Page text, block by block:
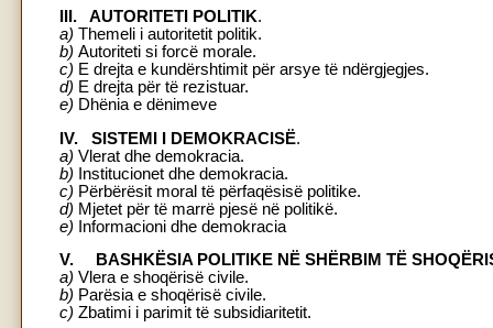
III. AUTORITETI POLITIK.
a) Themeli i autoritetit politik.
b) Autoriteti si forcë morale.
c) E drejta e kundërshtimit për arsye të ndërgjegjes.
d) E drejta për të rezistuar.
e) Dhënia e dënimeve
IV. SISTEMI I DEMOKRACISË.
a) Vlerat dhe demokracia.
b) Institucionet dhe demokracia.
c) Përbërësit moral të përfaqësisë politike.
d) Mjetet për të marrë pjesë në politikë.
e) Informacioni dhe demokracia
V. BASHKËSIA POLITIKE NË SHËRBIM TË
a) Vlera e shoqërisë civile.
b) Parësia e shoqërisë civile.
c) Zbatimi i parimit të subsidiaritetit.